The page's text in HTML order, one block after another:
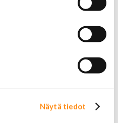
Näytä tiedot